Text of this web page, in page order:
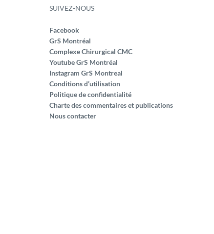
SUIVEZ-NOUS
Facebook
GrS Montréal
Complexe Chirurgical CMC
Youtube GrS Montréal
Instagram GrS Montreal
Conditions d’utilisation
Politique de confidentialité
Charte des commentaires et publications
Nous contacter